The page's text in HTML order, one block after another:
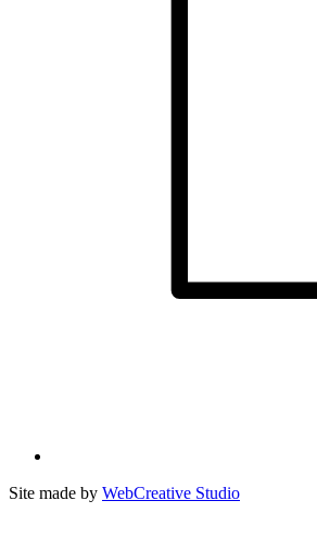
Site made by WebCreative Studio